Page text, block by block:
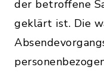
der betroffene
geklärt ist. Die